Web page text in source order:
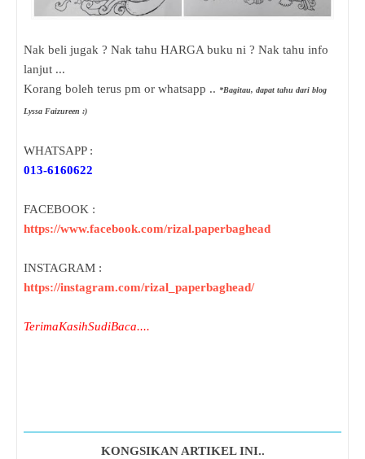
Nak beli jugak ? Nak tahu HARGA buku ni ? Nak tahu info
lanjut ...
Korang boleh terus pm or whatsapp .. *Bagitau, dapat tahu dari blog
Lyssa Faizureen :)
WHATSAPP :
013-6160622
FACEBOOK :
https://www.facebook.com/rizal.paperbaghead
INSTAGRAM :
https://instagram.com/rizal_paperbaghead/
TerimaKasihSudiBaca....
KONGSIKAN ARTIKEL INI..